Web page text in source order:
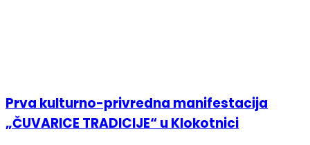
Prva kulturno-privredna manifestacija
„ČUVARICE TRADICIJE“ u Klokotnici